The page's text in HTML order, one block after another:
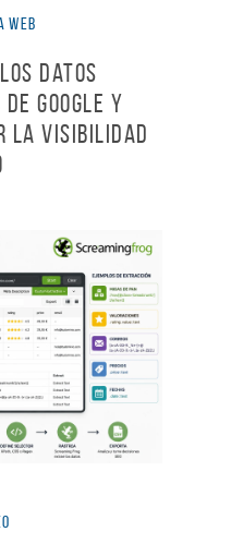
Datos
Google y
la visibilidad